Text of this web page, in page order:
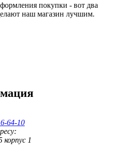
покупки - вот два
наш магазин лучшим.
64-10
корпус 1